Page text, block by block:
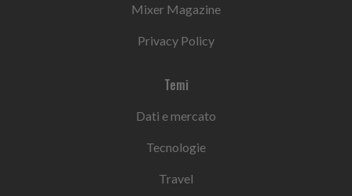
Mixer Magazine
Privacy Policy
Temi
Dati e mercato
Tecnologie
Travel